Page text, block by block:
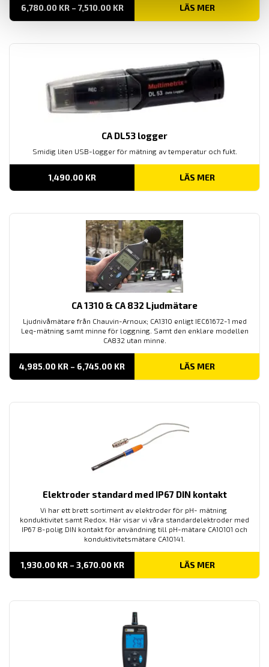
6,780.00 KR – 7,510.00 KRPRISINTERVALL:
TILL
LÄS MER
CA DL53 logger
Smidig liten USB-logger för mätning av temperatur och fukt.
1,490.00 KR LÄS MER
CA 1310 & CA 832 Ljudmätare
Ljudnivåmätare från Chauvin-Arnoux; CA1310 enligt IEC61672-1 med
Leq-mätning samt minne för loggning. Samt den enklare modellen
CA832 utan minne.
4,985.00 KR – 6,745.00 KRPRISINTERVALL:
TILL
LÄS MER
Elektroder standard med IP67 DIN kontakt
Vi har ett brett sortiment av elektroder för pH- mätning
konduktivitet samt Redox. Här visar vi våra standardelektroder med
IP67 8-polig DIN kontakt för användning till pH-mätare CA10101 och
konduktivitetsmätare CA10141.
1,930.00 KR – 3,670.00 KRPRISINTERVALL:
TILL
LÄS MER